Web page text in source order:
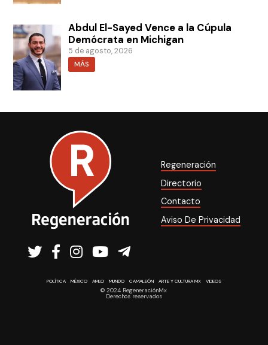
Abdul El-Sayed Vence a la Cúpula
Demócrata en Michigan
5 de agosto, 2026
MÁS
Regeneración
Directorio
Contacto
Aviso De Privacidad
POLÍTICA MÉXICO AMLO MUNDO CAMALEÓN ARTE Y CULTURA MX VIDEOS
© 2024 RegeneraciónMx
Derechos reservados